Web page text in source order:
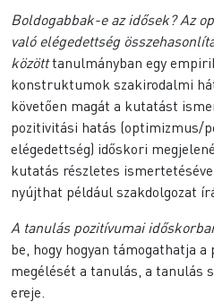
Boldogabbak-e az idősek? Az
való elégedettség
közötttanulmányban egy
konstruktumok szakirodalmi
követően magát a kutatást
pozitivitási hatás (optimizmus/
elégedettség) időskori
kutatás részletes
nyújthat például szakdolgozat
A tanulás pozitívumai
be, hogy hogyan támogathatja
megélését a tanulás, a tanulás
ereje.